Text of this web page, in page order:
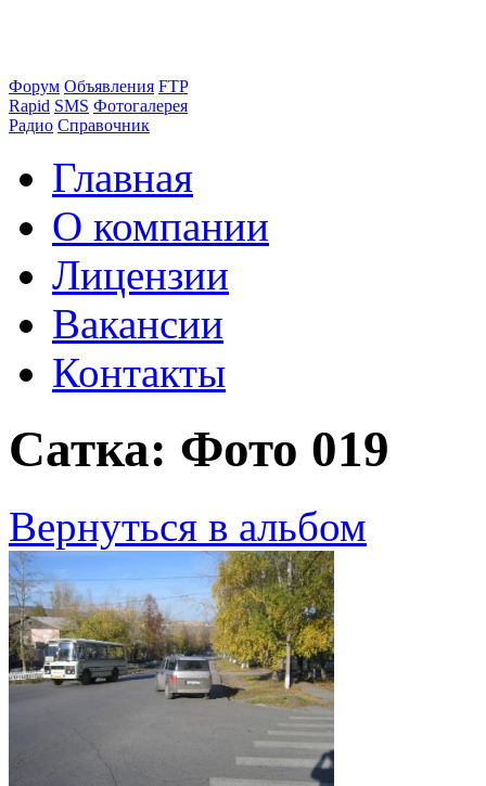
Форум Объявления FTP
Rapid SMS Фотогалерея
Радио Справочник
Главная
О компании
Лицензии
Вакансии
Контакты
Сатка: Фото 019
Вернуться в альбом